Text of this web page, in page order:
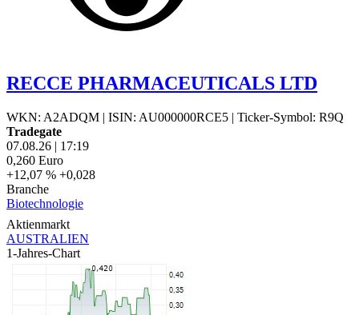
RECCE PHARMACEUTICALS LTD
WKN: A2ADQM | ISIN: AU000000RCE5 | Ticker-Symbol: R9Q
Tradegate
07.08.26 | 17:19
0,260 Euro
+12,07 % +0,028
Branche
Biotechnologie
Aktienmarkt
AUSTRALIEN
1-Jahres-Chart